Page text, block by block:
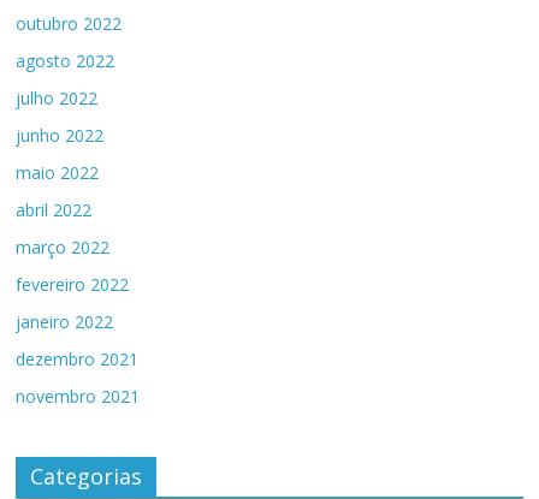
outubro 2022
agosto 2022
julho 2022
junho 2022
maio 2022
abril 2022
março 2022
fevereiro 2022
janeiro 2022
dezembro 2021
novembro 2021
Categorias